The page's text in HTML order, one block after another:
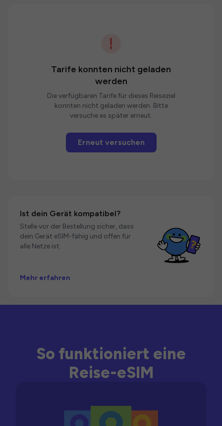
Tarife konnten nicht geladen
werden
Die verfügbaren Tarife für dieses Reiseziel
konnten nicht geladen werden. Bitte
versuche es später erneut.
Erneut versuchen
Ist dein Gerät kompatibel?
Stelle vor der Bestellung sicher, dass
dein Gerät eSIM-fähig und offen für
alle Netze ist.
Mehr erfahren
So funktioniert eine
Reise-eSIM